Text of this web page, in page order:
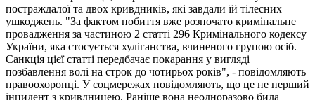
постраждалої та двох кривдників, які завдали їй тілесних
ушкоджень. "За фактом побиття вже розпочато кримінальне
провадження за частиною 2 статті 296 Кримінального кодексу
України, яка стосується хуліганства, вчиненого групою осіб.
Санкція цієї статті передбачає покарання у вигляді
позбавлення волі на строк до чотирьох років", - повідомляють
правоохоронці. У соцмережах повідомляють, що це не перший
інцидент з кривдницею. Раніше вона неодноразово била